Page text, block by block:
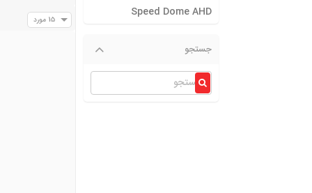
Speed Dome AHD
جستجو
15 مورد